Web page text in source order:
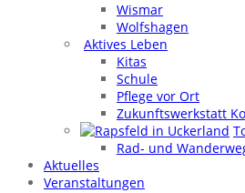
Wismar
Wolfshagen
Aktives Leben
Kitas
Schule
Pflege vor Ort
Zukunftswerkstatt
Rad- und
Aktuelles
Veranstaltungen